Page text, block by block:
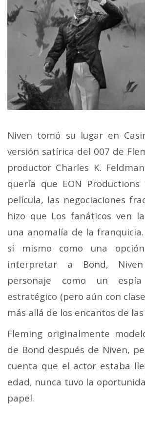
Niven tomó su lugar en
versión satírica del 007 de
productor Charles K.
quería que EON Productions
película, las negociaciones
hizo que Los fanáticos ven
una anomalía de la
sí mismo como una
interpretar a Bond,
personaje como un
estratégico (pero aún con
más allá de los encantos de
Fleming originalmente
de Bond después de Niven,
cuenta que el actor estaba
edad, nunca tuvo la
papel.